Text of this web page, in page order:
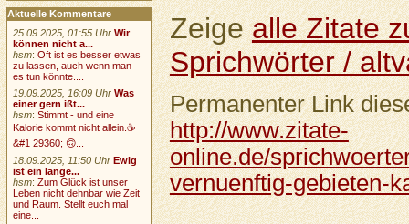
Zeigealle Zitate
Sprichwörter /
Permanenter Link
http://www.zitate-
online.de/
vernuenftig-gebieten-
Aktuelle Kommentare
25.09.2025, 01:55 Uhr Wir
können nicht a...
hsm:Oft ist es besser etwas
zu lassen, auch wenn man
es tun könnte....
19.09.2025, 16:09 Uhr Was
einer gern ißt...
hsm:Stimmt - und eine
Kalorie kommt nicht allein.☕
&#1 29360; 🙃...
18.09.2025, 11:50 Uhr Ewig
ist ein lange...
hsm:Zum Glück ist unser
Leben nicht dehnbar wie Zeit
und Raum. Stellt euch mal
eine...